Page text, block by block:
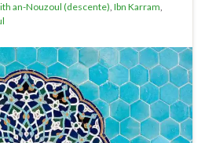
an-Nouzoul (descente), Ibn Karram,